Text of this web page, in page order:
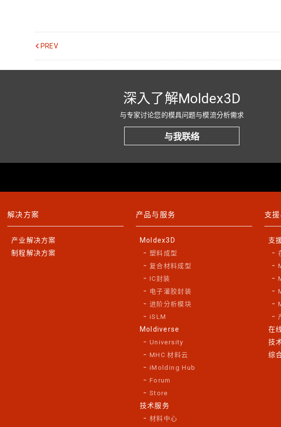
PREV
深入了解Moldex3D
与专家讨论您的模具问题与模流分析需求
与我联络
解决方案
产业解决方案
制程解决方案
产品与服务
Moldex3D
塑料成型
复合材料成型
IC封装
电子灌胶封装
进阶分析模块
iSLM
Moldiverse
University
MHC 材料云
iMolding Hub
Forum
Store
技术服务
材料中心
支
支
在
技
综